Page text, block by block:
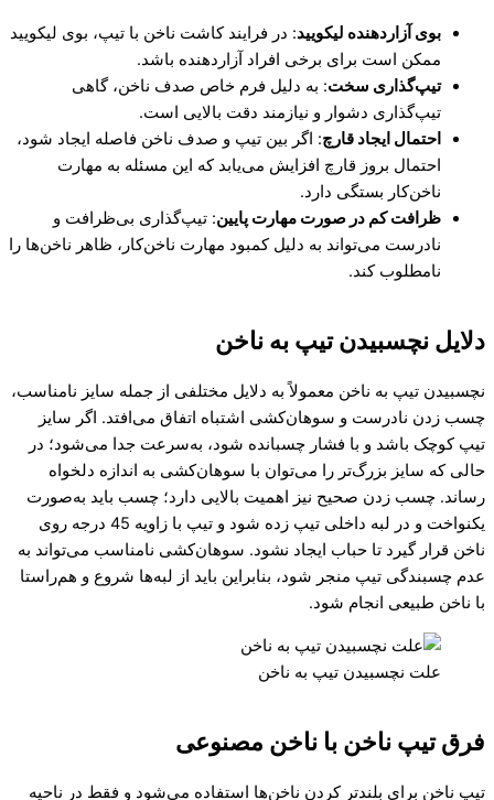
بوی آزاردهنده لیکویید: در فرایند کاشت ناخن با تیپ، بوی لیکویید
ممکن است برای برخی افراد آزاردهنده باشد.
تیپ‌گذاری سخت: به دلیل فرم خاص صدف ناخن، گاهی
تیپ‌گذاری دشوار و نیازمند دقت بالایی است.
احتمال ایجاد قارچ: اگر بین تیپ و صدف ناخن فاصله ایجاد شود،
احتمال بروز قارچ افزایش می‌یابد که این مسئله به مهارت
ناخن‌کار بستگی دارد.
ظرافت کم در صورت مهارت پایین: تیپ‌گذاری بی‌ظرافت و
نادرست می‌تواند به دلیل کمبود مهارت ناخن‌کار، ظاهر ناخن‌ها را
نامطلوب کند.
دلایل نچسبیدن تیپ به ناخن
نچسبیدن تیپ به ناخن معمولاً به دلایل مختلفی از جمله سایز نامناسب،
چسب زدن نادرست و سوهان‌کشی اشتباه اتفاق می‌افتد. اگر سایز
تیپ کوچک باشد و با فشار چسبانده شود، به‌سرعت جدا می‌شود؛ در
حالی که سایز بزرگ‌تر را می‌توان با سوهان‌کشی به اندازه دلخواه
رساند. چسب زدن صحیح نیز اهمیت بالایی دارد؛ چسب باید به‌صورت
یکنواخت و در لبه داخلی تیپ زده شود و تیپ با زاویه 45 درجه روی
ناخن قرار گیرد تا حباب ایجاد نشود. سوهان‌کشی نامناسب می‌تواند به
عدم چسبندگی تیپ منجر شود، بنابراین باید از لبه‌ها شروع و هم‌راستا
با ناخن طبیعی انجام شود.
علت نچسبیدن تیپ به ناخن
فرق تیپ ناخن با ناخن مصنوعی
تیپ ناخن برای بلندتر کردن ناخن‌ها استفاده می‌شود و فقط در ناحیه